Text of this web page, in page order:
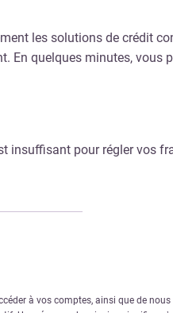
les solutions de crédit
En quelques minutes, vous
insuffisant pour régler vos
à vos comptes, ainsi que de